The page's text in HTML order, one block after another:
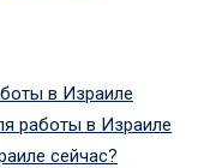
в Израиле
работы в Израиле
сейчас?